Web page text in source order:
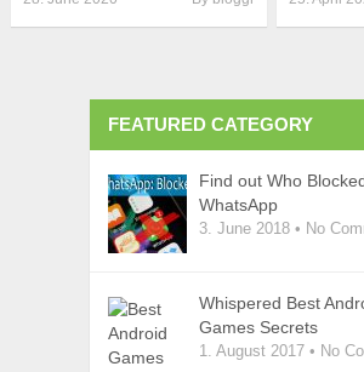
FEATURED CATEGORY
Find out Who
WhatsApp
3. June 2018• No
Whispered Best
Games Secrets
1. August 2017• No